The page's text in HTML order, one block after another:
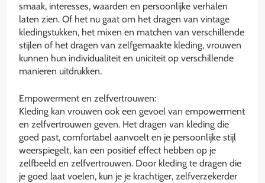
smaak, interesses, waarden en persoonlijke verhalen
laten zien. Of het nu gaat om het dragen van vintage
kledingstukken, het mixen en matchen van verschillende
stijlen of het dragen van zelfgemaakte kleding, vrouwen
kunnen hun individualiteit en uniciteit op verschillende
manieren uitdrukken.
Empowerment en zelfvertrouwen:
Kleding kan vrouwen ook een gevoel van empowerment
en zelfvertrouwen geven. Het dragen van kleding die
goed past, comfortabel aanvoelt en je persoonlijke stijl
weerspiegelt, kan een positief effect hebben op je
zelfbeeld en zelfvertrouwen. Door kleding te dragen die
je goed laat voelen, kun je je krachtiger, zelfverzekerder